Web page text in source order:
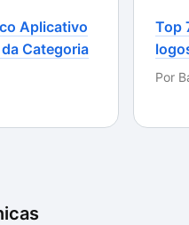
algo muito bom
Aplicativo
Categoria
Top
Por